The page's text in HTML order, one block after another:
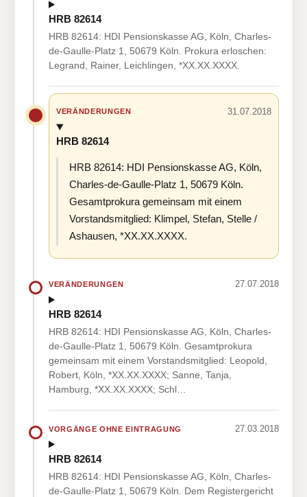
HRB 82614
HRB 82614: HDI Pensionskasse AG, Köln, Charles-
de-Gaulle-Platz 1, 50679 Köln. Prokura erloschen:
Legrand, Rainer, Leichlingen, *XX.XX.XXXX.
VERÄNDERUNGEN 31.07.2018
HRB 82614
HRB 82614: HDI Pensionskasse AG, Köln,
Charles-de-Gaulle-Platz 1, 50679 Köln.
Gesamtprokura gemeinsam mit einem
Vorstandsmitglied: Klimpel, Stefan, Stelle /
Ashausen, *XX.XX.XXXX.
VERÄNDERUNGEN 27.07.2018
HRB 82614
HRB 82614: HDI Pensionskasse AG, Köln, Charles-
de-Gaulle-Platz 1, 50679 Köln. Gesamtprokura
gemeinsam mit einem Vorstandsmitglied: Leopold,
Robert, Köln, *XX.XX.XXXX; Sanne, Tanja,
Hamburg, *XX.XX.XXXX; Schl…
VORGÄNGE OHNE EINTRAGUNG 27.03.2018
HRB 82614
HRB 82614: HDI Pensionskasse AG, Köln, Charles-
de-Gaulle-Platz 1, 50679 Köln. Dem Registergericht